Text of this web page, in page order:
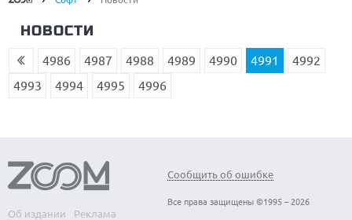
НОВОСТИ
4986 4987 4988 4989 4990 4991
4992
4993
4994 4995 4996
Об издании
Реклама
Сообщить об ошибке
Все права защищены ©1995 – 2026